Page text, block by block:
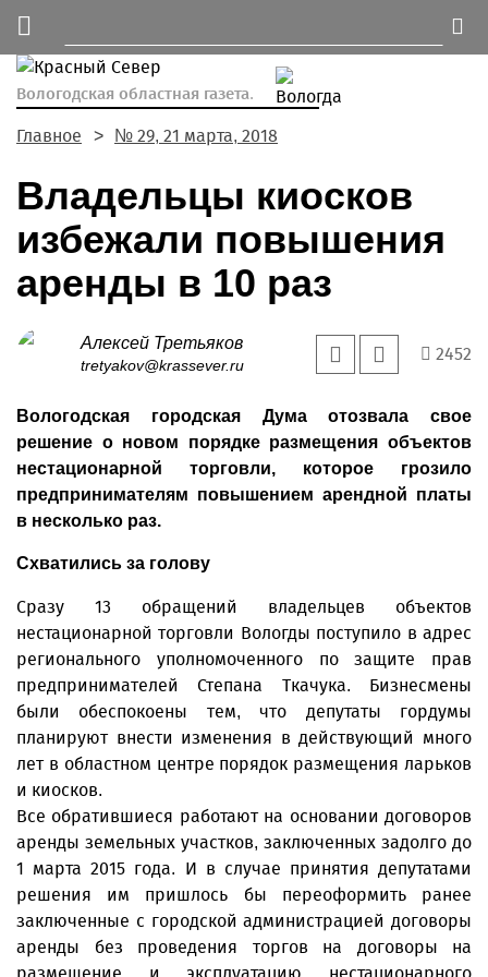
Вологодская областная газета.
Главное № 29, 21 марта, 2018
Владельцы киосков
избежали повышения
аренды в 10 раз
Алексей Третьяков
tretyakov@krassever.ru
2452
Вологодская городская Дума отозвала свое
решение о новом порядке размещения объектов
нестационарной торговли, которое грозило
предпринимателям повышением арендной платы
в несколько раз.
Схватились за голову
Сразу 13 обращений владельцев объектов
нестационарной торговли Вологды поступило в адрес
регионального уполномоченного по защите прав
предпринимателей Степана Ткачука. Бизнесмены
были обеспокоены тем, что депутаты гордумы
планируют внести изменения в действующий много
лет в областном центре порядок размещения ларьков
и киосков.
Все обратившиеся работают на основании договоров
аренды земельных участков, заключенных задолго до
1 марта 2015 года. И в случае принятия депутатами
решения им пришлось бы переоформить ранее
заключенные с городской администрацией договоры
аренды без проведения торгов на договоры на